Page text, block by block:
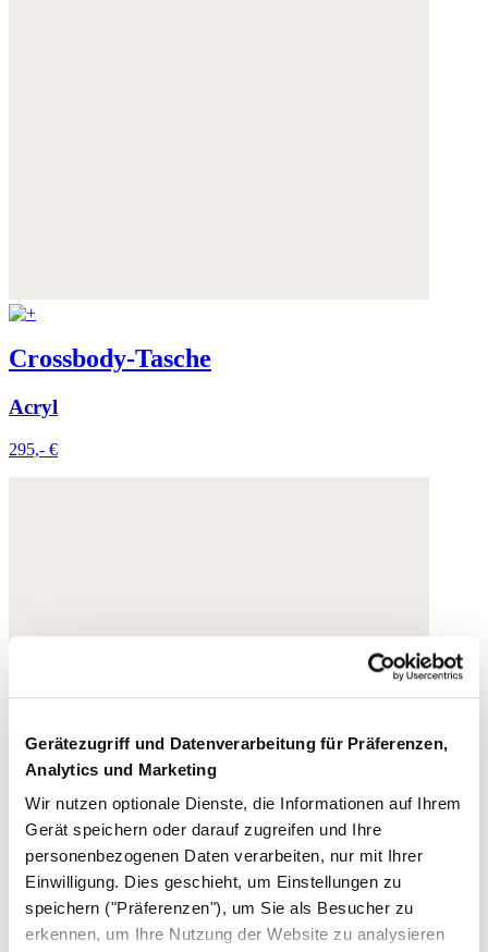
Gerätezugriff und Datenverarbeitung für Präferenzen,
Analytics und Marketing
Wir nutzen optionale Dienste, die Informationen auf Ihrem
Gerät speichern oder darauf zugreifen und Ihre
personenbezogenen Daten verarbeiten, nur mit Ihrer
Einwilligung. Dies geschieht, um Einstellungen zu
speichern ("Präferenzen"), um Sie als Besucher zu
erkennen, um Ihre Nutzung der Website zu analysieren
Crossbody-Tasche
Acryl
295,- €